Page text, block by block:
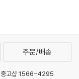
주문/배송
중고샵 1566-4295